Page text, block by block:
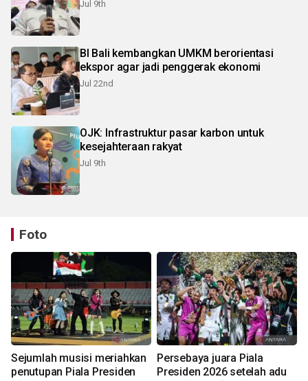
Jul 9th
BI Bali kembangkan UMKM berorientasi
ekspor agar jadi penggerak ekonomi
Jul 22nd
OJK: Infrastruktur pasar karbon untuk
kesejahteraan rakyat
Jul 9th
Foto
Sejumlah musisi meriahkan
penutupan Piala Presiden
Persebaya juara Piala
Presiden 2026 setelah adu